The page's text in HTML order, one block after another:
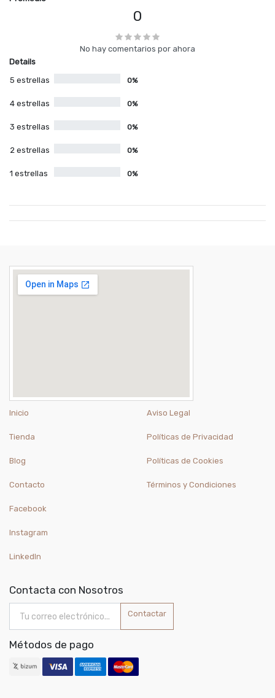
0
No hay comentarios por ahora
Details
5 estrellas
0%
4 estrellas 0%
3 estrellas 0%
2 estrellas 0%
1 estrellas 0%
Inicio
Tienda
Blog
Contacto
Aviso Legal
Políticas de Privacidad
Políticas de Cookies
Términos y Condiciones
Facebook
Instagram
LinkedIn
Contacta con Nosotros
Contactar
Métodos de pago